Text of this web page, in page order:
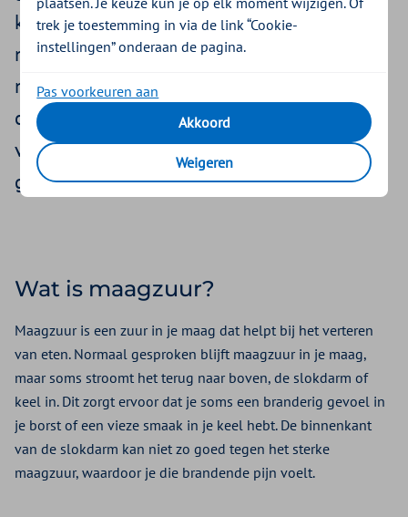
komt best vaak voor. Gelukkig zijn er
manieren om die brand te blussen en je
maag tot rust te brengen. Wat kun je doen
om maagzuur te voorkomen of te
verminderen? Huisarts Rick van den Doel
geeft tips.
Wat is maagzuur?
Maagzuur is een zuur in je maag dat helpt bij het verteren
van eten. Normaal gesproken blijft maagzuur in je maag,
maar soms stroomt het terug naar boven, de slokdarm of
keel in. Dit zorgt ervoor dat je soms een branderig gevoel in
je borst of een vieze smaak in je keel hebt. De binnenkant
van de slokdarm kan niet zo goed tegen het sterke
maagzuur, waardoor je die brandende pijn voelt.
trek je toestemming in via de link “Cookie-
instellingen” onderaan de pagina.
Pas voorkeuren aan
Akkoord
Weigeren